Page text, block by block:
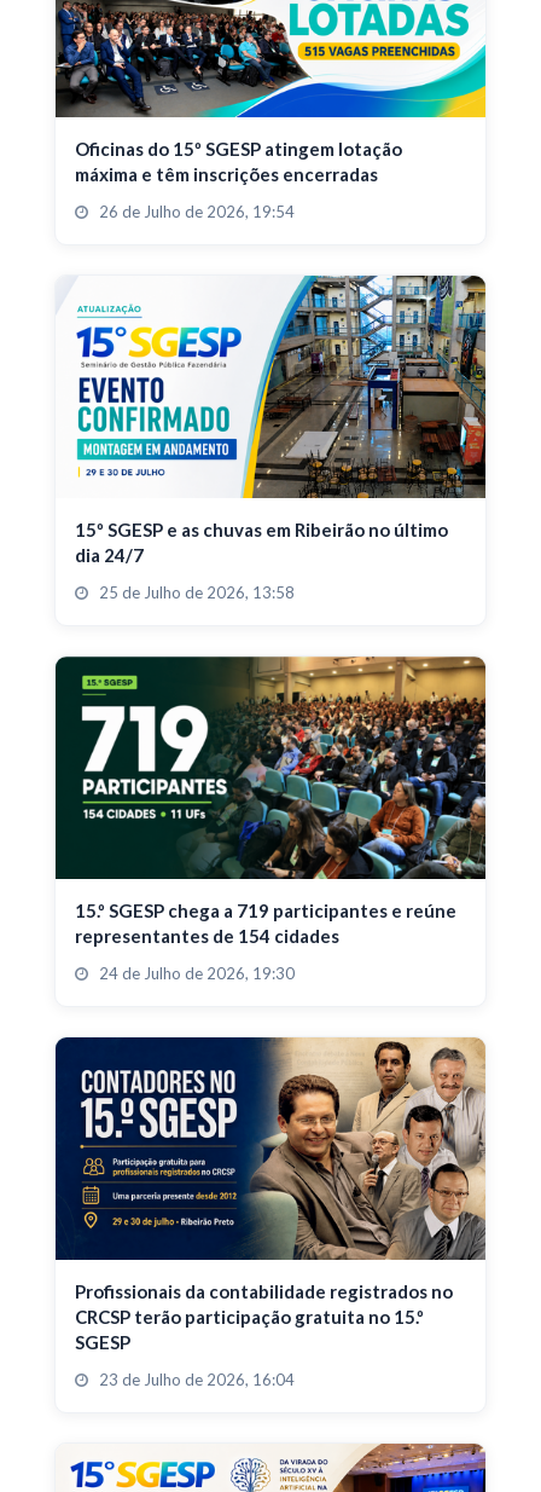
Oficinas do 15º SGESP atingem lotação
máxima e têm inscrições encerradas
26 de Julho de 2026, 19:54
15º SGESP e as chuvas em Ribeirão no último
dia 24/7
25 de Julho de 2026, 13:58
15.º SGESP chega a 719 participantes e reúne
representantes de 154 cidades
24 de Julho de 2026, 19:30
Profissionais da contabilidade registrados no
CRCSP terão participação gratuita no 15.º
SGESP
23 de Julho de 2026, 16:04